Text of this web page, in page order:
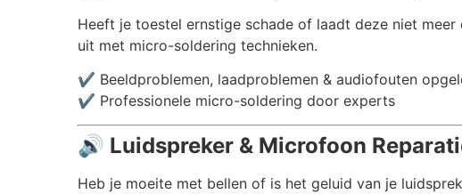
Heeft je toestel ernstige schade of laadt deze niet
uit met micro-soldering technieken.
✔️ Beeldproblemen, laadproblemen & audiofouten
✔️ Professionele micro-soldering door experts
🔊 Luidspreker & Microfoon
Heb je moeite met bellen of is het geluid van je